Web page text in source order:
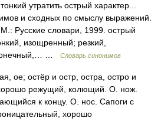
утратить острый характер...
и сходных по смыслу выражений.
Русские словари, 1999. острый
изощренный; резкий,
…
Словарь синонимов
ое; остёр и остр, остра, остро и
режущий, колющий. О. нож.
к концу. О. нос. Сапоги с
хорошо